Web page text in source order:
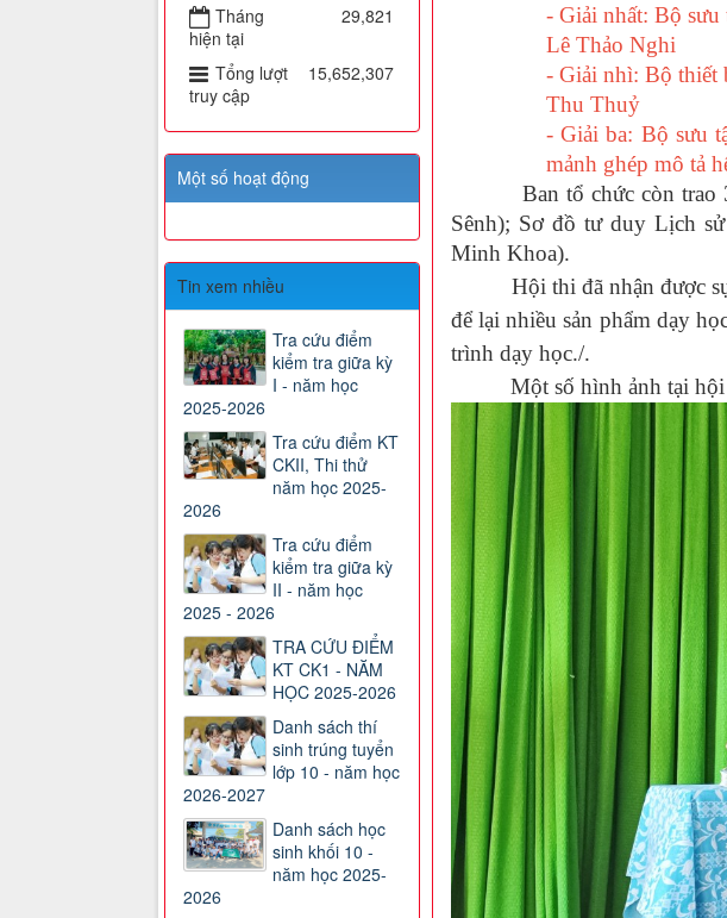
- Giải nhất: Bộ sưu
Lê Thảo Nghi
- Giải nhì: Bộ thiết
Thu Thuỷ
- Giải ba: Bộ sưu
mảnh ghép mô tả
Ban tổ chức còn trao 3
Sênh); Sơ đồ tư duy Lịch
Minh Khoa).
Hội thi đã nhận được sự
để lại nhiều sản phẩm dạy
trình dạy học./.
Một số hình ảnh tại hội
Tháng
hiện tại
29,821
Tổng lượt
truy cập
15,652,307
Một số hoạt động
Tin xem nhiều
Tra cứu điểm
kiểm tra giữa kỳ
I - năm học
2025-2026
Tra cứu điểm KT
CKII, Thi thử
năm học 2025-
2026
Tra cứu điểm
kiểm tra giữa kỳ
II - năm học
2025 - 2026
TRA CỨU ĐIỂM
KT CK1 - NĂM
HỌC 2025-2026
Danh sách thí
sinh trúng tuyển
lớp 10 - năm học
2026-2027
Danh sách học
sinh khối 10 -
năm học 2025-
2026